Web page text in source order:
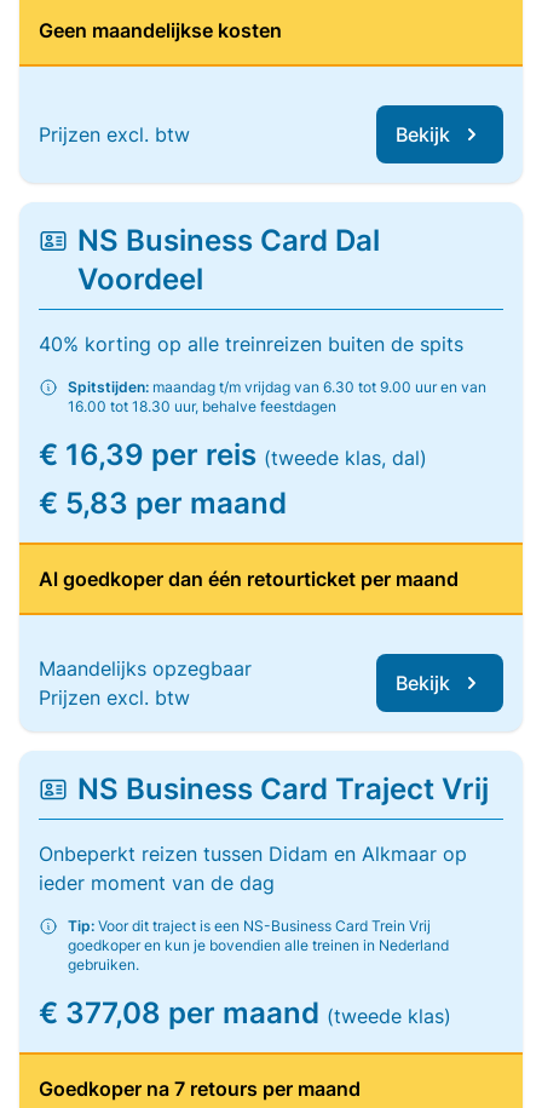
Geen maandelijkse kosten
Prijzen excl. btw Bekijk
NS Business Card Dal
Voordeel
40% korting op alle treinreizen buiten de spits
Spitstijden: maandag t/m vrijdag van 6.30 tot 9.00 uur en van
16.00 tot 18.30 uur, behalve feestdagen
€ 16,39 per reis (tweede klas, dal)
€ 5,83 per maand
Al goedkoper dan één retourticket per maand
Maandelijks opzegbaar
Prijzen excl. btw
Bekijk
NS Business Card Traject Vrij
Onbeperkt reizen tussen Didam en Alkmaar op
ieder moment van de dag
Tip: Voor dit traject is een NS-Business Card Trein Vrij
goedkoper en kun je bovendien alle treinen in Nederland
gebruiken.
€ 377,08 per maand (tweede klas)
Goedkoper na 7 retours per maand